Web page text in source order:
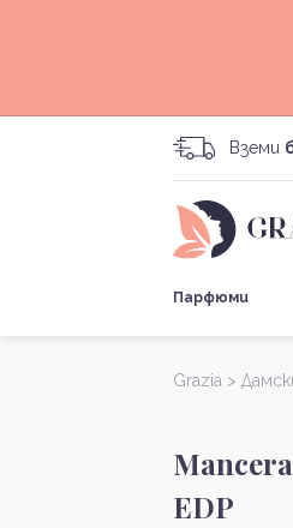
Вземи
Парфюми
Grazia >
EDP